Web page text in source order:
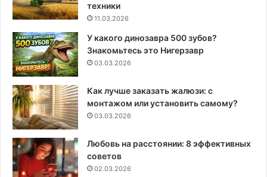
техники
11.03.2026
У какого динозавра 500 зубов?
Знакомьтесь это Нигерзавр
03.03.2026
Как лучше заказать жалюзи: с
монтажом или установить самому?
03.03.2026
Любовь на расстоянии: 8 эффективных
советов
02.03.2026